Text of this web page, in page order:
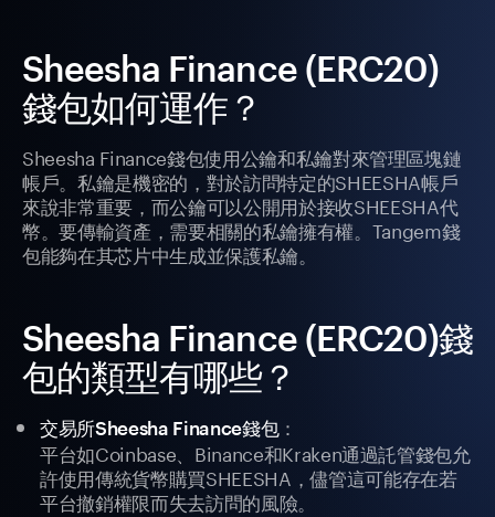
Sheesha Finance (ERC20)
錢包如何運作？
Sheesha Finance錢包使用公鑰和私鑰對來管理區塊鏈
帳戶。私鑰是機密的，對於訪問特定的SHEESHA帳戶
來說非常重要，而公鑰可以公開用於接收SHEESHA代
幣。要傳輸資產，需要相關的私鑰擁有權。Tangem錢
包能夠在其芯片中生成並保護私鑰。
Sheesha Finance (ERC20)錢
包的類型有哪些？
交易所Sheesha Finance錢包：
平台如Coinbase、Binance和Kraken通過託管錢包允
許使用傳統貨幣購買SHEESHA，儘管這可能存在若
平台撤銷權限而失去訪問的風險。